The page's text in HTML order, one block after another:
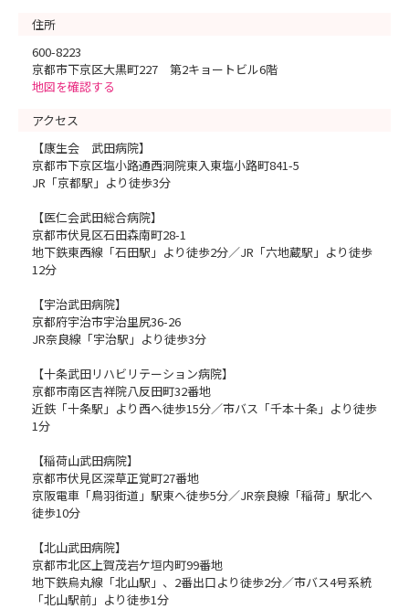
住所
600-8223
京都市下京区大黒町227 第2キョートビル6階
地図を確認する
アクセス
【康生会 武田病院】
京都市下京区塩小路通西洞院東入東塩小路町841-5
JR「京都駅」より徒歩3分
【医仁会武田総合病院】
京都市伏見区石田森南町28-1
地下鉄東西線「石田駅」より徒歩2分／JR「六地蔵駅」より徒歩
12分
【宇治武田病院】
京都府宇治市宇治里尻36-26
JR奈良線「宇治駅」より徒歩3分
【十条武田リハビリテーション病院】
京都市南区吉祥院八反田町32番地
近鉄「十条駅」より西へ徒歩15分／市バス「千本十条」より徒歩
1分
【稲荷山武田病院】
京都市伏見区深草正覚町27番地
京阪電車「鳥羽街道」駅東へ徒歩5分／JR奈良線「稲荷」駅北へ
徒歩10分
【北山武田病院】
京都市北区上賀茂岩ケ垣内町99番地
地下鉄烏丸線「北山駅」、2番出口より徒歩2分／市バス4号系統
「北山駅前」より徒歩1分